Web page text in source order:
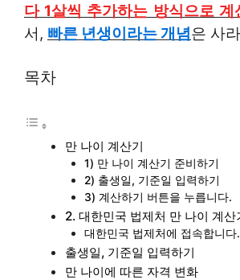
다 1살씩 추가하는 방식으로 계
서, 빠른 년생이라는 개념은 사
목차
만 나이 계산기
1) 만 나이 계산기 준비하기
2) 출생일, 기준일 입력하기
3) 계산하기 버튼을 누릅니다.
2. 대한민국 법제처 만 나이 계산
대한민국 법제처에 접속합니다.
출생일, 기준일 입력하기
만 나이에 따른 자격 변화